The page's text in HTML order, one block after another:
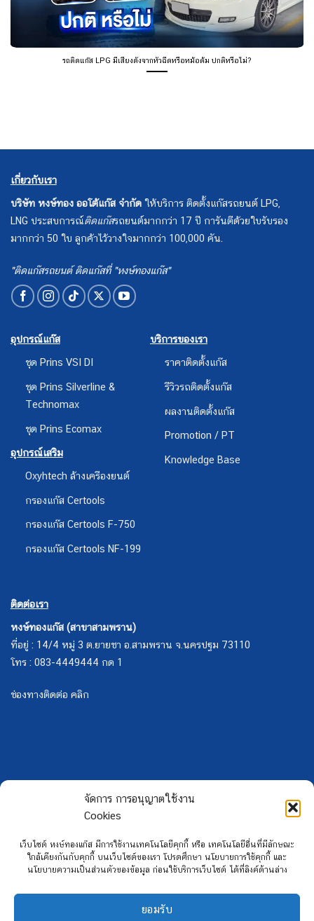
จัดการ การอนุญาตใช้งาน
Cookies
เว็บไซต์ หงษ์ทองแก๊ส มีการใช้งานเทคโนโลยีคุกกี้ หรือ เทคโนโลยีอื่นที่มีลักษณะ
ใกล้เคียงกันกับคุกกี้ บนเว็บไซต์ของเรา โปรดศึกษา นโยบายการใช้คุกกี้ และ
นโยบายความเป็นส่วนตัวของข้อมูล ก่อนใช้บริการเว็บไซต์ ได้ที่ลิงค์ด้านล่าง
ยอมรับ
รถติดแก๊ส LPG มีเสียงดังจากหัวฉีดหรือหม้อต้ม ปกติหรือไม่?
เกี่ยวกับเรา
บริษัท หงษ์ทอง ออโต้แก๊ส จำกัด ให้บริการ ติดตั้งแก๊สรถยนต์ LPG,
LNG ประสบการณ์ติดแก๊สรถยนต์มากกว่า 17 ปี การันตีด้วยใบรับรอง
มากกว่า 50 ใบ ลูกค้าไว้วางใจมากกว่า 100,000 คัน.
"ติดแก๊สรถยนต์ ติดแก๊สที่ "หงษ์ทองแก๊ส"
อุปกรณ์แก๊ส
ชุด Prins VSI DI
ชุด Prins Silverline &
Technomax
ชุด Prins Ecomax
อุปกรณ์เสริม
Oxyhtech ล้างเครืองยนต์
กรองแก๊ส Certools
กรองแก๊ส Certools F-750
กรองแก๊ส Certools NF-199
บริการของเรา
ราคาติดตั้งแก๊ส
รีวิวรถติดตั้งแก๊ส
ผลงานติดตั้งแก๊ส
Promotion / PT
Knowledge Base
ติดต่อเรา
หงษ์ทองแก๊ส (สาขาสามพราน)
ที่อยู่ : 14/4 หมู่ 3 ต.ยายชา อ.สามพราน จ.นครปฐม 73110
โทร : 083-4449444 กด 1
ช่องทางติดต่อ คลิก